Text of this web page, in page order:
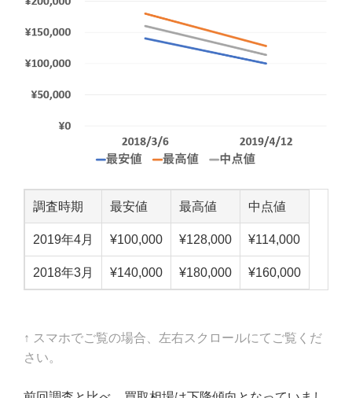
調査時期 最安値 最高値 中点値
2019年4月 ¥100,000 ¥128,000 ¥114,000
2018年3月 ¥140,000 ¥180,000 ¥160,000
↑ スマホでご覧の場合、左右スクロールにてご覧くだ
さい。